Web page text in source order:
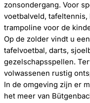
zonsondergang. Voor
voetbalveld,
trampoline voor de
Op de zolder vindt u
tafelvoetbal, darts,
gezelschapsspellen.
volwassenen rustig
In de omgeving zijn er
het meer van